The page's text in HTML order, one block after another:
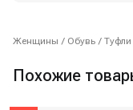
Женщины / Обувь / Туфли
Похожие